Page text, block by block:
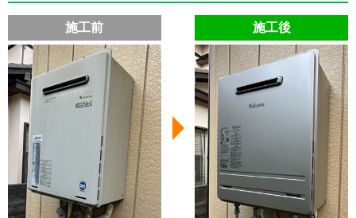
施工前 施工後